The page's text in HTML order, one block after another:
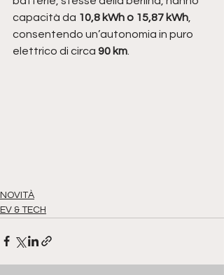
capacità da 10,8 kWh o 15,87 kWh
consentendo un’autonomia in puro
elettrico di circa 90 km
NOVITÀ
EV & TECH